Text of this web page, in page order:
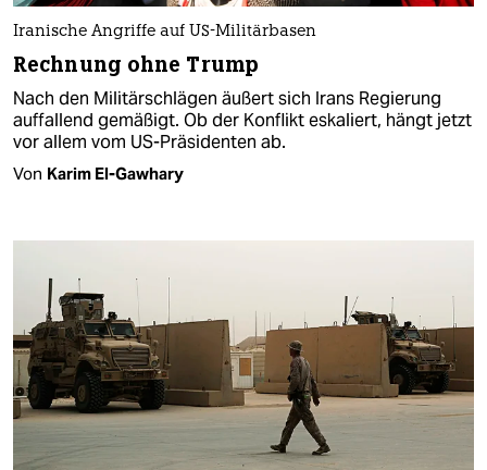
Iranische Angriffe auf US-Militärbasen
Rechnung ohne Trump
Nach den Militärschlägen äußert sich Irans Regierung
auffallend gemäßigt. Ob der Konflikt eskaliert, hängt jetzt
vor allem vom US-Präsidenten ab.
Von Karim El-Gawhary